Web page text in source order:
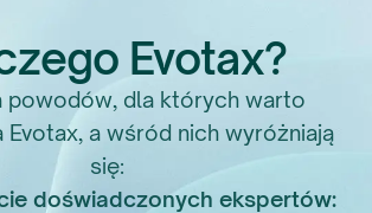
Evotax?
powodów, dla których warto
Evotax, a wśród nich wyróżniają
się:
doświadczonych ekspertów: